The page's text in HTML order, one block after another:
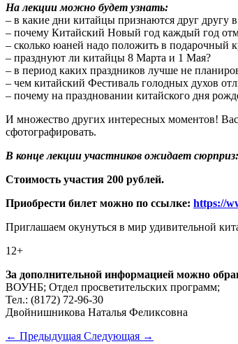
На лекции можно будет узнать:
– в какие дни китайцы признаются друг другу
– почему Китайский Новый год каждый год
– сколько юаней надо положить в подарочный
– празднуют ли китайцы 8 Марта и 1 Мая?
– в период каких праздников лучше не
– чем китайский Фестиваль голодных духов
– почему на праздновании китайского дня
И множество других интересных моментов! Вас
сфотографировать.
В конце лекции участников ожидает
Стоимость участия 200 рублей.
Приобрести билет можно по ссылке: https://
Приглашаем окунуться в мир удивительной
12+
За дополнительной информацией можно
ВОУНБ; Отдел просветительских программ;
Тел.: (8172) 72-96-30
Двойнишникова Наталья Феликсовна
← Предыдущая Следующая →